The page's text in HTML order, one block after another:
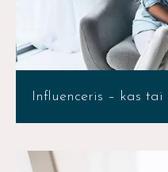
Influenceris – kas